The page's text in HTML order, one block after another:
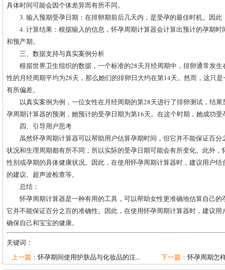
具体时间可能会因个体差异而有所不同。
3. 输入预期受孕日期：在排卵期前后几天内，是受孕的最佳时机。因
4. 计算结果：根据输入的信息，怀孕周期计算器会计算出预计的孕期
和预产期。
三、数据支持与真实案例分析
根据世界卫生组织的数据，一个标准的28天月经周期中，排卵通常发
性的月经周期平均为28天，那么她们的排卵日大约在第14天。然而，这只
有所偏差。
以真实案例为例，一位女性在月经周期的第28天进行了排卵测试，结
孕周期计算器的预测，她预计的受孕日期为第16天。在这个时期，她成功
四、引导用户思考
虽然怀孕周期计算器可以帮助用户估算孕期时间，但它并不能保证百
状况和生理周期都有所不同，所以实际的受孕日期可能会有所变化。此外
性别或孕期的具体健康状况。因此，在使用怀孕周期计算器时，建议用户
的建议、超声波检查等。
总结：
怀孕周期计算器是一种有用的工具，可以帮助女性更准确地估算自己
它并不能保证百分之百的准确性。因此，在使用怀孕周期计算器时，建议
确保自己和宝宝的健康。
关键词：
上一篇：怀孕期间使用护肤品与化妆品的注... 下一篇：怀孕周期怎